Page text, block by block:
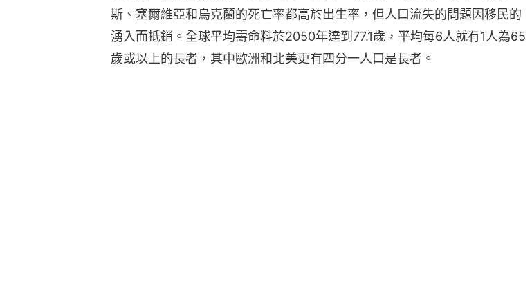
斯、塞爾維亞和烏克蘭的死亡率都高於出生率，但人口流失的問題因移民的
湧入而抵銷。全球平均壽命料於2050年達到77.1歲，平均每6人就有1人為65
歲或以上的長者，其中歐洲和北美更有四分一人口是長者。